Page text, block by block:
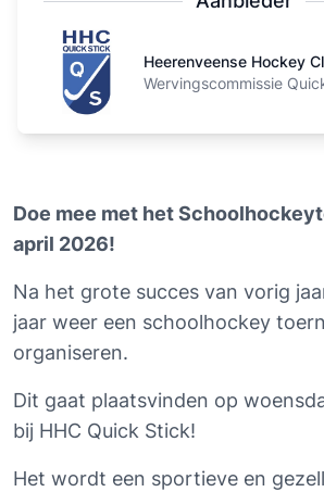
Doe mee met het
april 2026!
Na het grote succes van vorig
jaar weer een schoolhockey
organiseren.
Dit gaat plaatsvinden op
bij HHC Quick Stick!
Het wordt een sportieve en
Heerenveense Hockey Club Quick
Heerenveense Hockey
Wervingscommissie